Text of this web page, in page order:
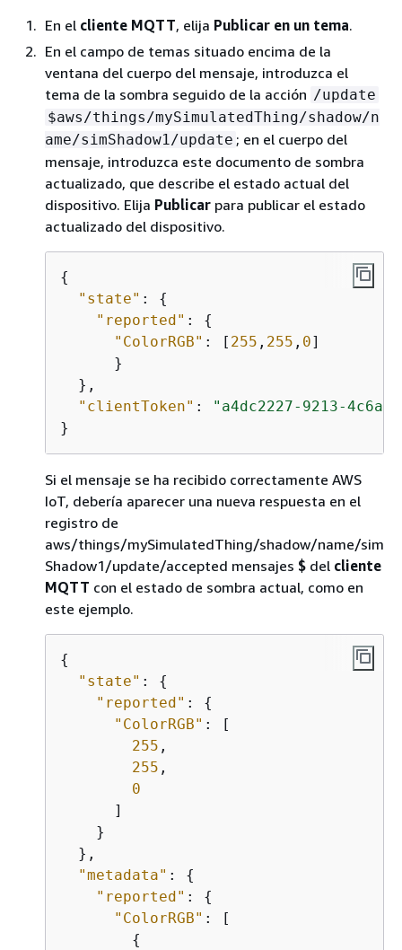
En el cliente MQTT, elija Publicar en un tema.
En el campo de temas situado encima de la
ventana del cuerpo del mensaje, introduzca el
tema de la sombra seguido de la acción /update
$aws/things/mySimulatedThing/shadow/n
ame/simShadow1/update ; en el cuerpo del
mensaje, introduzca este documento de sombra
actualizado, que describe el estado actual del
dispositivo. Elija Publicar para publicar el estado
actualizado del dispositivo.
{
"state" : {
"reported" : {
"ColorRGB" : [ 255 , 255 , 0]
      }
  },
"clientToken" :
"a4dc2227-9213-4c6a-
}
Si el mensaje se ha recibido correctamente AWS
IoT, debería aparecer una nueva respuesta en el
registro de
aws/things/mySimulatedThing/shadow/name/sim
Shadow1/update/accepted mensajes $ del cliente
MQTT con el estado de sombra actual, como en
este ejemplo.
{
"state" : {
"reported" : {
"ColorRGB" : [
255 ,
255 ,
0
      ]
    }
  },
"metadata" : {
"reported" : {
"ColorRGB" : [
{